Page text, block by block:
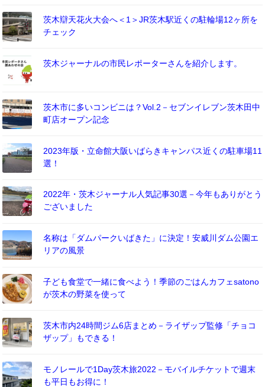
茨木辯天花火大会へ＜1＞JR茨木駅近くの駐輪場12ヶ所を
チェック
茨木ジャーナルの市民レポーターさんを紹介します。
茨木市に多いコンビニは？Vol.2－セブンイレブン茨木田中
町店オープン記念
2023年版・立命館大阪いばらきキャンパス近くの駐車場11
選！
2022年・茨木ジャーナル人気記事30選－今年もありがとう
ございました
名称は「ダムパークいばきた」に決定！安威川ダム公園エ
リアの風景
子ども食堂で一緒に食べよう！季節のごはんカフェsatono
が茨木の野菜を使って
茨木市内24時間ジム6店まとめ－ライザップ監修「チョコ
ザップ」もできる！
モノレールで1Day茨木旅2022－モバイルチケットで週末
も平日もお得に！